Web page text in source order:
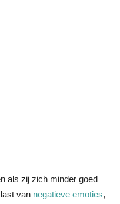
als zij zich minder goed
van negatieve emoties,